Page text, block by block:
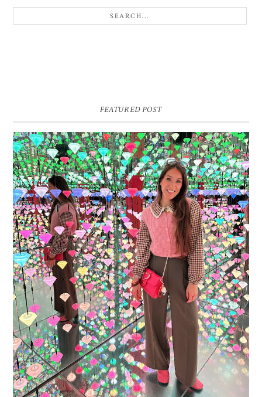
FEATURED POST
16 JAAR SPRINKLES ON A CUPCAKE
Vandaag is het weer zo’n moment waarop ik even bewust op de
pauzeknop duw, want Sprinkles on a Cupcake bestaat 16 jaar. Zestien.
Dat blijft ...